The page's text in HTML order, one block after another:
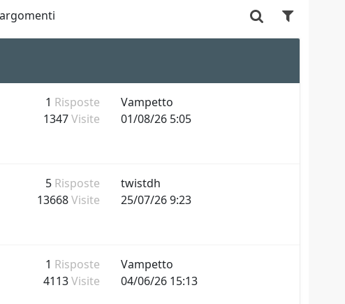
1 Risposte
1347Visite
Vampetto
01/08/26 5:05
5 Risposte
13668Visite
twistdh
25/07/26 9:23
1 Risposte
4113Visite
Vampetto
04/06/26 15:13